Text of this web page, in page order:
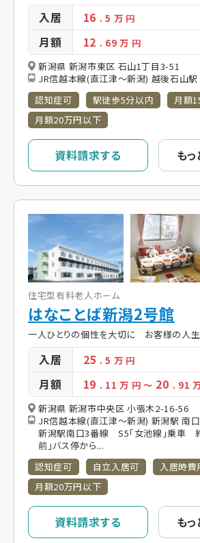
入居 16 . 5 万 円
月額 12 . 69万 円
新潟県 新潟市東区 石山1丁目3-51
JR信越本線(直江津～新潟) 越後石山
認知症可
駅徒歩5分以内
月額
月額20万円以下
資料請求する も
住宅型有料老人ホーム
はなことば新潟2号館
一人ひとりの個性を大切に お客様の人
入居 25 . 5 万 円
月額 19 . 11万 円 ～ 20 . 91
新潟県 新潟市中央区 小張木2-16-56
JR信越本線(直江津～新潟) 新潟駅 南
新潟駅南口3番線 S5「女池線」乗車
前」バス停から...
認知症可
自立入居可
入居時費
月額20万円以下
資料請求する も